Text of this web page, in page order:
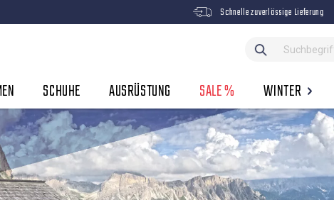
Schnelle zuverlässige Lieferung
SCHUHE AUSRÜSTUNG SALE % WINTER